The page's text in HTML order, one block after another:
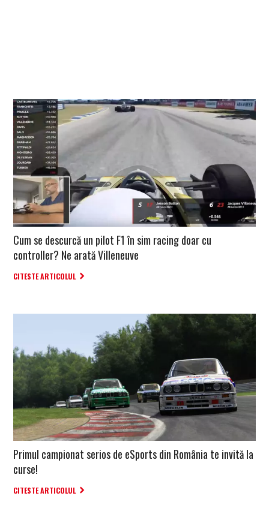
Cum se descurcă un pilot F1 în sim racing doar cu
controller? Ne arată Villeneuve
CITESTE ARTICOLUL
Primul campionat serios de eSports din România te invită la
curse!
CITESTE ARTICOLUL